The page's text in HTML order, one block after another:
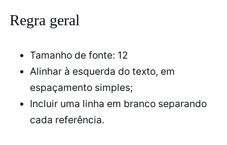
Regra geral
Tamanho de fonte: 12
Alinhar à esquerda do texto, em
espaçamento simples;
Incluir uma linha em branco separando
cada referência.